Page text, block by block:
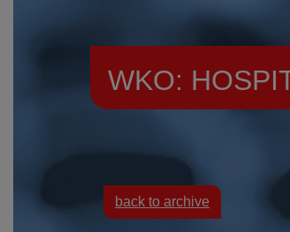
WKO:
back to archive